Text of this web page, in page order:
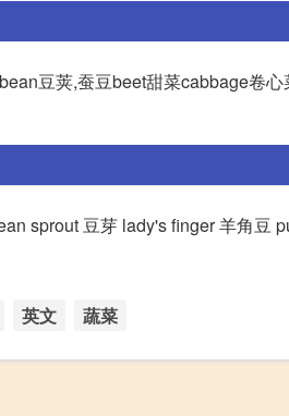
豆荚,蚕豆beet甜菜cabbage卷
sprout 豆芽 lady's finger 羊角豆
英文 蔬菜